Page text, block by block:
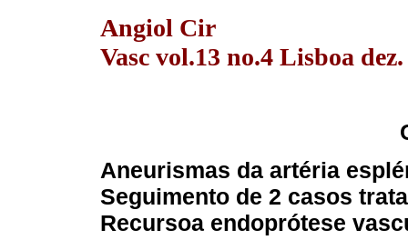
Angiol Cir
Vasc vol.13 no.4 Lisboa
Aneurismas da artéria
Seguimento de 2 casos
Recursoa endoprótese